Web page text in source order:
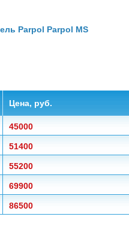
Parpol Parpol MS
Цена, руб.
45000
51400
55200
69900
86500